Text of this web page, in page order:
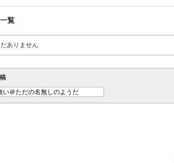
覧
ありません